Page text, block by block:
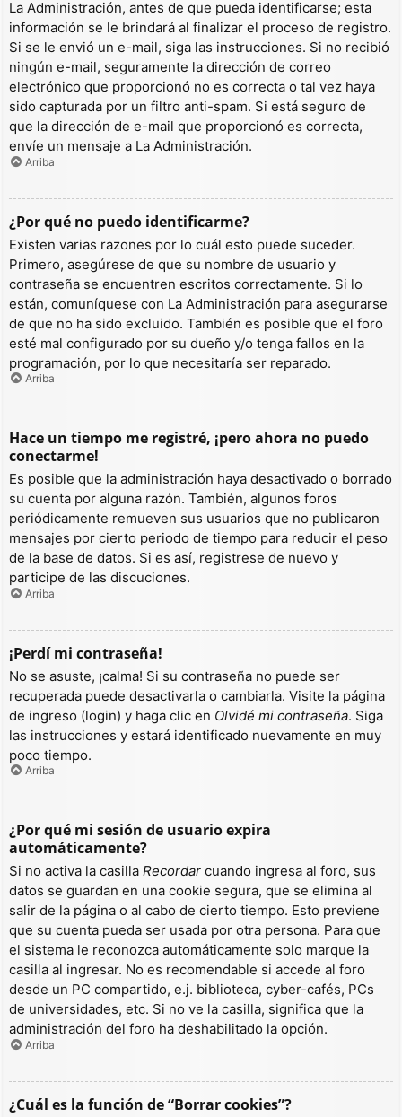
La Administración, antes de que pueda identificarse; esta
información se le brindará al finalizar el proceso de registro.
Si se le envió un e-mail, siga las instrucciones. Si no recibió
ningún e-mail, seguramente la dirección de correo
electrónico que proporcionó no es correcta o tal vez haya
sido capturada por un filtro anti-spam. Si está seguro de
que la dirección de e-mail que proporcionó es correcta,
envíe un mensaje a La Administración.
Arriba
¿Por qué no puedo identificarme?
Existen varias razones por lo cuál esto puede suceder.
Primero, asegúrese de que su nombre de usuario y
contraseña se encuentren escritos correctamente. Si lo
están, comuníquese con La Administración para asegurarse
de que no ha sido excluido. También es posible que el foro
esté mal configurado por su dueño y/o tenga fallos en la
programación, por lo que necesitaría ser reparado.
Arriba
Hace un tiempo me registré, ¡pero ahora no puedo
conectarme!
Es posible que la administración haya desactivado o borrado
su cuenta por alguna razón. También, algunos foros
periódicamente remueven sus usuarios que no publicaron
mensajes por cierto periodo de tiempo para reducir el peso
de la base de datos. Si es así, registrese de nuevo y
participe de las discuciones.
Arriba
¡Perdí mi contraseña!
No se asuste, ¡calma! Si su contraseña no puede ser
recuperada puede desactivarla o cambiarla. Visite la página
de ingreso (login) y haga clic en Olvidé mi contraseña. Siga
las instrucciones y estará identificado nuevamente en muy
poco tiempo.
Arriba
¿Por qué mi sesión de usuario expira
automáticamente?
Si no activa la casilla Recordar cuando ingresa al foro, sus
datos se guardan en una cookie segura, que se elimina al
salir de la página o al cabo de cierto tiempo. Esto previene
que su cuenta pueda ser usada por otra persona. Para que
el sistema le reconozca automáticamente solo marque la
casilla al ingresar. No es recomendable si accede al foro
desde un PC compartido, e.j. biblioteca, cyber-cafés, PCs
de universidades, etc. Si no ve la casilla, significa que la
administración del foro ha deshabilitado la opción.
Arriba
¿Cuál es la función de “Borrar cookies”?